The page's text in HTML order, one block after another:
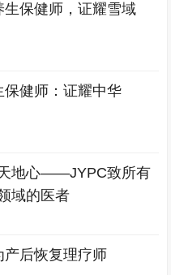
生保健师，证耀雪域
保健师：证耀中华
地心——JYPC致所有
域的医者
后恢复理疗师